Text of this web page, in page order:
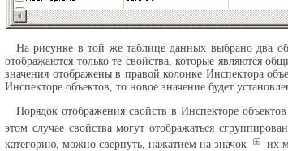
На рисунке в той же таблице данных выбрано два
отображаются только те свойства, которые являются
значения отображены в правой колонке Инспектора
Инспекторе объектов, то новое значение будет
Порядок отображения свойств в Инспекторе
этом случае свойства могут отображаться
категорию, можно свернуть, нажатием на значок
их